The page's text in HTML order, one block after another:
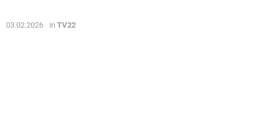
03.02.2026 in TV22